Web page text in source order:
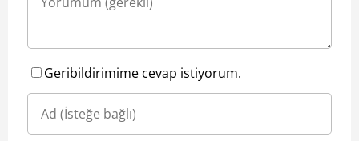
Geribildirimime cevap istiyorum.